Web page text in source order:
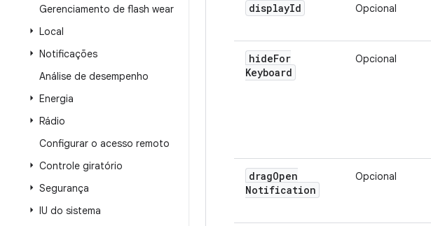
Gerenciamento de flash wear
Local
Notificações
Análise de desempenho
Energia
Rádio
Configurar o acesso remoto
Controle giratório
Segurança
IU do sistema
displayId Opcional
hideFor
Keyboard
Opcional
dragOpen
Notification
Opcional